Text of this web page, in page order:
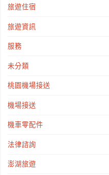
旅遊住宿
旅遊資訊
服務
未分類
桃園機場接送
機場接送
機車零配件
法律諮詢
澎湖旅遊